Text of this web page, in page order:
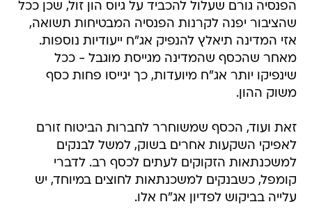
הפנסיה גורם שעלול להכביד על גיוס הון זול, שכן ככל
שהציבור יפנה לקרנות הפנסיה המבטיחות תשואה,
אזי המדינה תיאלץ להנפיק אג"ח ייעודיות נוספות.
מאחר שהכסף שהמדינה מגייסת מוגבל - ככל
שינפיקו יותר אג"ח מיועדות, כך יגייסו פחות כסף
משוק ההון.
זאת ועוד, הכסף שמשוחרר לחברות הביטוח זורם
לאפיקי השקעות אחרים בשוק, למשל לבנקים
למשכנתאות הזקוקים לעתים לכסף רב. לדברי
קומפל, כשבנקים למשכנתאות לחוצים במיוחד, יש
עלייה בביקוש לפדיון אג"ח אלו.